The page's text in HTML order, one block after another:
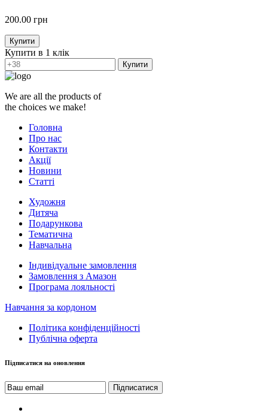
200.00 грн
Купити
Купити в 1 клік
Купити
We are all the products of
the choices we make!
Головна
Про нас
Контакти
Акції
Новини
Статті
Художня
Дитяча
Подарункова
Тематична
Навчальна
Індивідуальне замовлення
Замовлення з Амазон
Програма лояльності
Навчання за кордоном
Політика конфіденційності
Публічна оферта
Підписатися на оновлення